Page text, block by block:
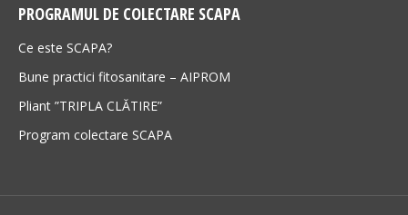
PROGRAMUL DE COLECTARE SCAPA
Ce este SCAPA?
Bune practici fitosanitare – AIPROM
Pliant ”TRIPLA CLĂTIRE”
Program colectare SCAPA